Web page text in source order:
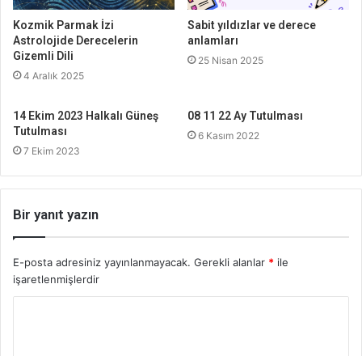
Kozmik Parmak İzi
Astrolojide Derecelerin
Gizemli Dili
4 Aralık 2025
Sabit yıldızlar ve derece
anlamları
25 Nisan 2025
14 Ekim 2023 Halkalı Güneş
Tutulması
7 Ekim 2023
08 11 22 Ay Tutulması
6 Kasım 2022
Bir yanıt yazın
E-posta adresiniz yayınlanmayacak. Gerekli alanlar * ile
işaretlenmişlerdir